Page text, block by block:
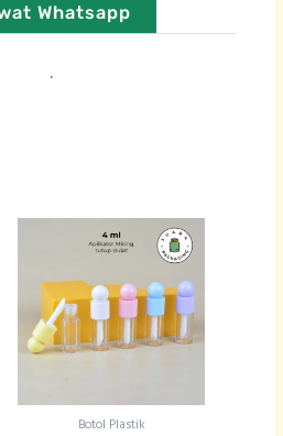
Whatsapp
wadah lipstick,
Botol Plastik